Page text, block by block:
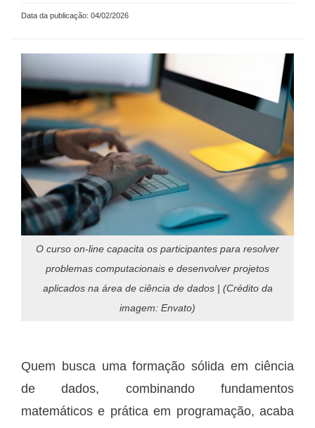
Data da publicação: 04/02/2026
O curso on-line capacita os participantes para resolver
problemas computacionais e desenvolver projetos
aplicados na área de ciência de dados | (Crédito da
imagem: Envato)
Quem busca uma formação sólida em ciência
de dados, combinando fundamentos
matemáticos e prática em programação, acaba